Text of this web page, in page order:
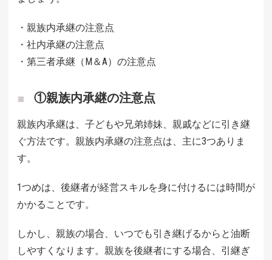
・親族内承継の注意点
・社内承継の注意点
・第三者承継（М＆A）の注意点
①親族内承継の注意点
親族内承継は、子どもや兄弟姉妹、親戚などに引き継
ぐ方法です。親族内承継の注意点は、主に3つありま
す。
1つめは、後継者が経営スキルを身に付けるには時間が
かかることです。
しかし、親族の場合、いつでも引き継げるからと油断
しやすくなります。親族を後継者にする場合、引継ぎ